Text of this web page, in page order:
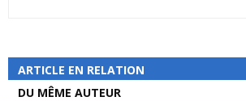
ARTICLE EN RELATION
DU MÊME AUTEUR